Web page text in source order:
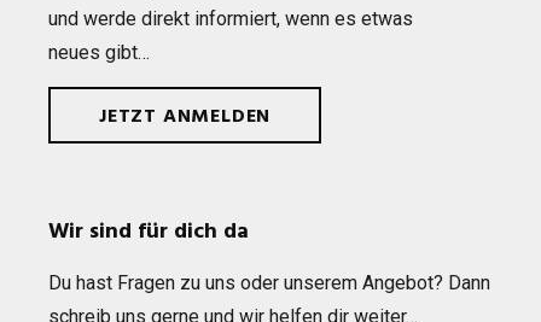
und werde direkt infor­miert, wenn es etwas
neues gibt…
JETZT ANMELDEN
Wir sind für dich da
Du hast Fra­gen zu uns oder unse­rem Ange­bot? Dann
schreib uns gerne und wir hel­fen dir weiter…